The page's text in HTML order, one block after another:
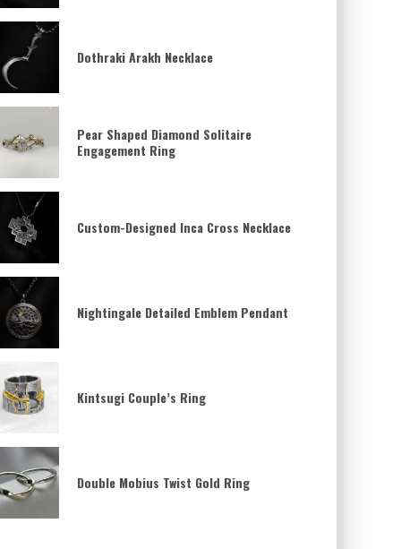
Dothraki Arakh Necklace
Pear Shaped Diamond Solitaire
Engagement Ring
Custom-Designed Inca Cross Necklace
Nightingale Detailed Emblem Pendant
Kintsugi Couple’s Ring
Double Mobius Twist Gold Ring